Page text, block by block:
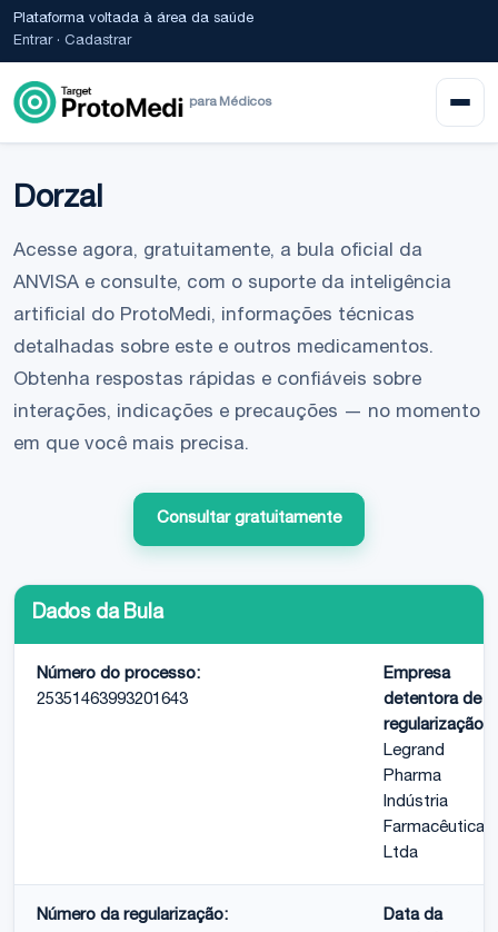
Plataforma voltada à área da saúde
Entrar· Cadastrar
para Médicos
Dorzal
Acesse agora, gratuitamente, a bula oficial da
ANVISA e consulte, com o suporte da inteligência
artificial do ProtoMedi, informações técnicas
detalhadas sobre este e outros medicamentos.
Obtenha respostas rápidas e confiáveis sobre
interações, indicações e precauções — no momento
em que você mais precisa.
Consultar gratuitamente
Dados da Bula
Número do processo:
25351463993201643
Empresa
detentora de
regularização:
Legrand
Pharma
Indústria
Farmacêutica
Ltda
Número da regularização:
Data da